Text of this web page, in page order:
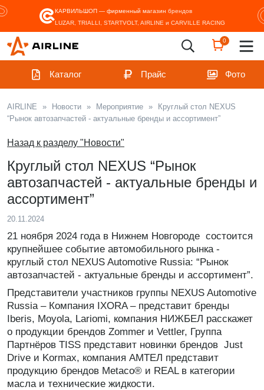
КАРВИЛЬШОП — фирменный магазин брендов
LUZAR, TRIALLI, STARTVOLT, AIRLINE и CARVILLE RACING
0
Каталог Прайс Фото
AIRLINE » Новости » Мероприятие »
Круглый стол NEXUS
“Рынок автозапчастей - актуальные бренды и ассортимент”
Назад к разделу "Новости"
Круглый стол NEXUS “Рынок
автозапчастей - актуальные бренды и
ассортимент”
20.11.2024
21 ноября 2024 года в Нижнем Новгороде состоится
крупнейшее событие автомобильного рынка -
круглый стол NEXUS Automotive Russia: “Рынок
автозапчастей - актуальные бренды и ассортимент”.
Представители участников группы NEXUS Automotive
Russia – Компания IXORA – представит бренды
Iberis, Moyola, Lariomi, компания НИЖБЕЛ расскажет
о продукции брендов Zommer и Vettler, Группа
Партнёров TISS представит новинки брендов Just
Drive и Kormaх, компания АМТЕЛ представит
продукцию брендов Metaco® и REAL в категории
масла и технические жидкости.